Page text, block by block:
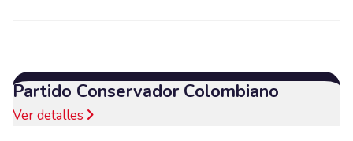
Partido Conservador Colombiano
Ver detalles